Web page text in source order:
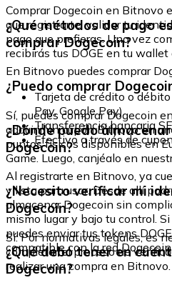
Comprar Dogecoin en Bitnovo
que registrarte, validar tu
pago que prefieras. Una vez
recibirás tus DOGE en tu
¿Qué métodos de pago
comprar Dogecoin?
En Bitnovo puedes comprar
Tarjeta de crédito o
Pay, Google Pay)
Transferencia bancaria
Efectivo a través de
¿Puedo comprar
Sí, puedes comprar Dogecoin
adquirir un cupón Bitnovo en
puntos físicos disponibles en
Game. Luego, canjéalo en
¿Dónde puedo
Dogecoin?
Al registrarte en Bitnovo, ya
y lista para usar. Desde allí
almacenar Dogecoin sin
mismo lugar y bajo tu control.
puedes enviar tus tokens
compatible con la red
¿Necesito verificar mi
Dogecoin?
Sí. Por normativas legales, es
completar el proceso de
realizar una compra en Bitnovo.
¿Qué debo tener en
Dogecoin?